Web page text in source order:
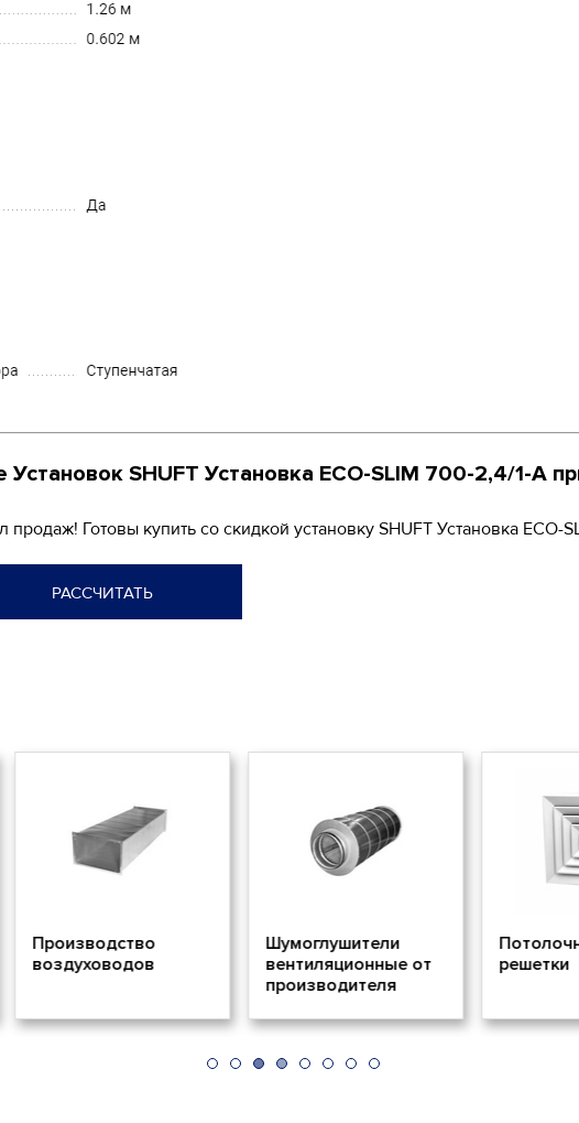
SHUFT Установка ECO-SLIM 700-2,4/1-А
Готовы купить со скидкой установку SHUFT Установка ECO-
РАССЧИТАТЬ
Шумоглушители
вентиляционные от
производителя
Потолочные
решетки